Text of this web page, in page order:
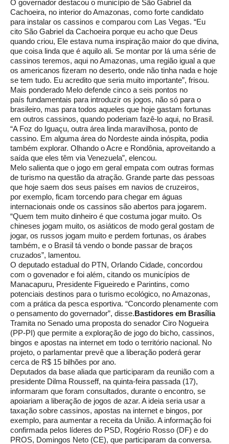
O governador destacou o município de São Gabriel da
Cachoeira, no interior do Amazonas, como forte candidato
para instalar os cassinos e comparou com Las Vegas. “Eu
cito São Gabriel da Cachoeira porque eu acho que Deus
quando criou, Ele estava numa inspiração maior do que divina,
que coisa linda que é aquilo ali. Se montar por lá uma série de
cassinos teremos, aqui no Amazonas, uma região igual a que
os americanos fizeram no deserto, onde não tinha nada e hoje
se tem tudo. Eu acredito que seria muito importante”, frisou.
Mais ponderado Melo defende cinco a seis pontos no
país fundamentais para introduzir os jogos, não só para o
brasileiro, mas para todos aqueles que hoje gastam fortunas
em outros cassinos, quando poderiam fazê-lo aqui, no Brasil.
“A Foz do Iguaçu, outra área linda maravilhosa, ponto de
cassino. Em alguma área do Nordeste ainda inóspita, podia
também explorar. Olhando o Acre e Rondônia, aproveitando a
saída que eles têm via Venezuela”, elencou.
Melo salienta que o jogo em geral empata com outras formas
de turismo na questão da atração. Grande parte das pessoas
que hoje saem dos seus países em navios de cruzeiros,
por exemplo, ficam torcendo para chegar em águas
internacionais onde os cassinos são abertos para jogarem.
“Quem tem muito dinheiro é que costuma jogar muito. Os
chineses jogam muito, os asiáticos de modo geral gostam de
jogar, os russos jogam muito e perdem fortunas, os árabes
também, e o Brasil tá vendo o bonde passar de braços
cruzados”, lamentou.
O deputado estadual do PTN, Orlando Cidade, concordou
com o govenador e foi além, citando os municípios de
Manacapuru, Presidente Figueiredo e Parintins, como
potenciais destinos para o turismo ecológico, no Amazonas,
com a prática da pesca esportiva. “Concordo plenamente com
o pensamento do governador”, disse.Bastidores em Brasília
Tramita no Senado uma proposta do senador Ciro Nogueira
(PP-PI) que permite a exploração de jogo do bicho, cassinos,
bingos e apostas na internet em todo o território nacional. No
projeto, o parlamentar prevê que a liberação poderá gerar
cerca de R$ 15 bilhões por ano.
Deputados da base aliada que participaram da reunião com a
presidente Dilma Rousseff, na quinta-feira passada (17),
informaram que foram consultados, durante o encontro, se
apoiariam a liberação de jogos de azar. A ideia seria usar a
taxação sobre cassinos, apostas na internet e bingos, por
exemplo, para aumentar a receita da União. A informação foi
confirmada pelos líderes do PSD, Rogério Rosso (DF) e do
PROS, Domingos Neto (CE), que participaram da conversa.